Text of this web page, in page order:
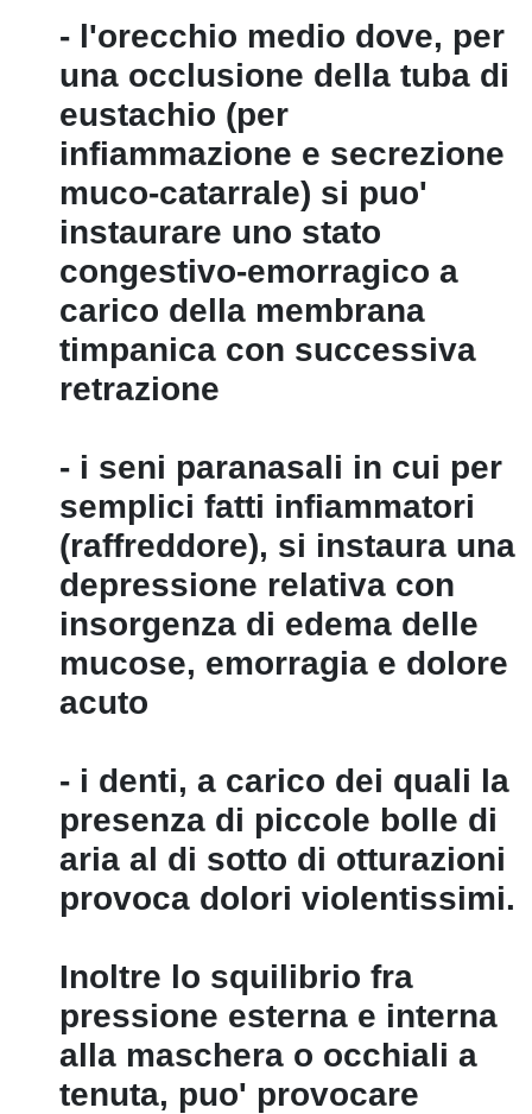
- l'orecchio medio dove, per
una occlusione della tuba di
eustachio (per
infiammazione e secrezione
muco-catarrale) si puo'
instaurare uno stato
congestivo-emorragico a
carico della membrana
timpanica con successiva
retrazione
- i seni paranasali in cui per
semplici fatti infiammatori
(raffreddore), si instaura una
depressione relativa con
insorgenza di edema delle
mucose, emorragia e dolore
acuto
- i denti, a carico dei quali la
presenza di piccole bolle di
aria al di sotto di otturazioni
provoca dolori violentissimi.
Inoltre lo squilibrio fra
pressione esterna e interna
alla maschera o occhiali a
tenuta, puo' provocare